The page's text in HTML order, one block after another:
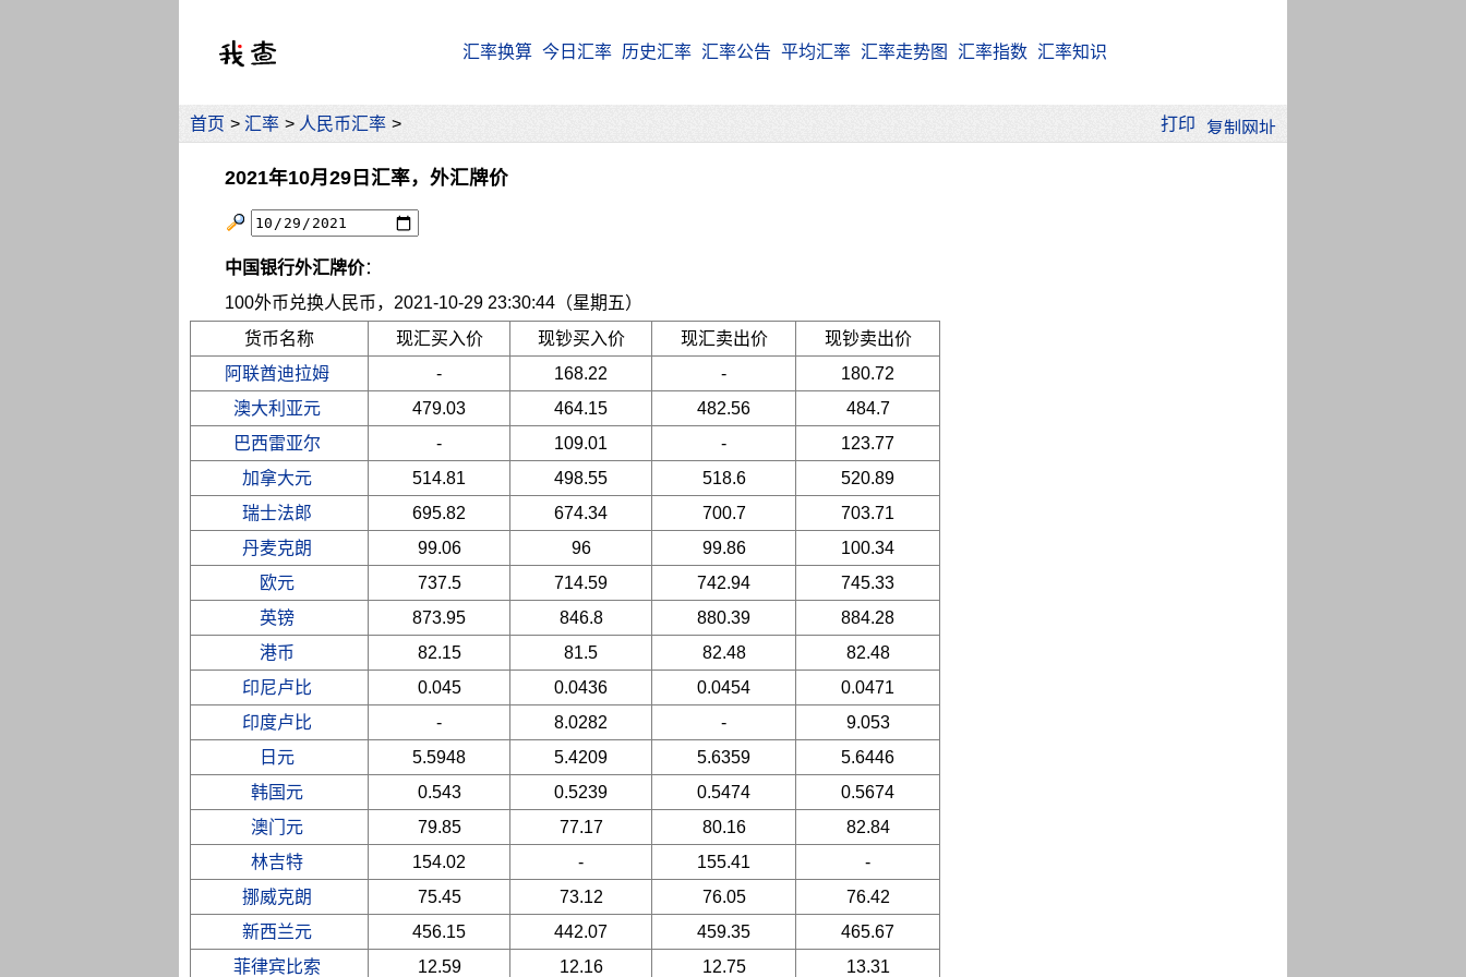
汇率换算 今日汇率 历史汇率 汇率公告 平均汇率 汇率走势图 汇率指数 汇率知识
首页 > 汇率 > 人民币汇率 > 打印
2021年10月29日汇率，外汇牌价
中国银行外汇牌价：
100外币兑换人民币，2021-10-29 23:30:44（星期五）
货币名称
现汇买入价 现钞买入价 现汇卖出价
现钞卖出价
阿联酋迪拉姆
- 168.22 -
180.72
澳大利亚元
479.03 464.15 482.56
484.7
巴西雷亚尔
- 109.01 -
123.77
加拿大元
514.81 498.55 518.6
520.89
瑞士法郎
695.82 674.34 700.7
703.71
丹麦克朗
99.06 96 99.86
100.34
欧元
737.5 714.59 742.94
745.33
英镑
873.95 846.8 880.39
884.28
港币
82.15 81.5 82.48
82.48
印尼卢比
0.045 0.0436 0.0454
0.0471
印度卢比
- 8.0282 -
9.053
日元
5.5948 5.4209 5.6359
5.6446
韩国元
0.543 0.5239 0.5474
0.5674
澳门元
79.85 77.17 80.16
82.84
林吉特
154.02 - 155.41
-
挪威克朗
75.45 73.12 76.05
76.42
新西兰元
456.15 442.07 459.35
465.67
菲律宾比索
12.59 12.16 12.75
13.31